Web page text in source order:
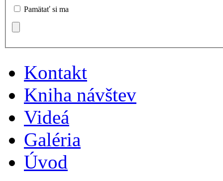
Pamätať si ma
Kontakt
Kniha návštev
Videá
Galéria
Úvod